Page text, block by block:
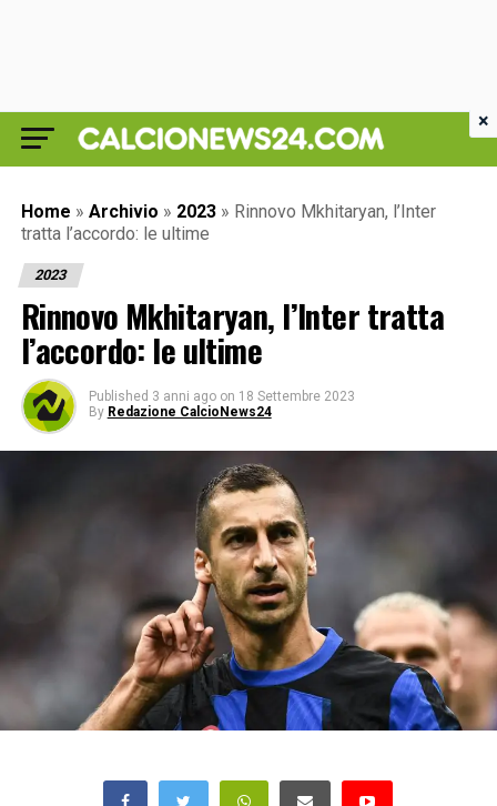
Home » Archivio » 2023 » Rinnovo Mkhitaryan, l’Inter
tratta l’accordo: le ultime
2023
Rinnovo Mkhitaryan, l’Inter tratta
l’accordo: le ultime
Published 3 anni ago on 18 Settembre 2023
By Redazione CalcioNews24
×